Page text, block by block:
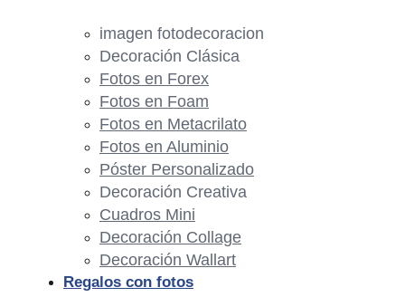
imagen fotodecoracion
Decoración Clásica
Fotos en Forex
Fotos en Foam
Fotos en Metacrilato
Fotos en Aluminio
Póster Personalizado
Decoración Creativa
Cuadros Mini
Decoración Collage
Decoración Wallart
Regalos con fotos